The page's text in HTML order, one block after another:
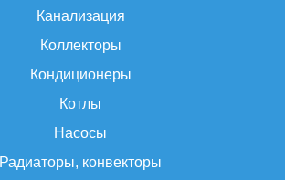
Канализация
Коллекторы
Кондиционеры
Котлы
Насосы
Радиаторы, конвекторы